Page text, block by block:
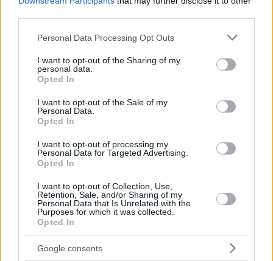
Please note that this website/app uses one or more Google
not limited to your visit or usage behaviour. You may click to
grant or deny consent to Google and its third-party tags to
use your data for below specified purposes in below Google
consent section.
Personal Data Processing Opt Outs
I want to opt-out of the Sharing of my
personal data.
Opted In
I want to opt-out of the Sale of my
Personal Data.
Opted In
I want to opt-out of processing my
Personal Data for Targeted Advertising.
Opted In
I want to opt-out of Collection, Use,
Retention, Sale, and/or Sharing of my
Personal Data that Is Unrelated with the
Purposes for which it was collected.
Opted In
Google consents
Η Ντόρα Μπακογιάννη κέρδισε προσφυγή κατά
Καμμένου στο Ευρωπαϊκό Δικαστήριο Ανθρωπίνων
Ο Πάνος Καμμένος είχε προσβάλει τη μνήμη του
Παύλου Μπακογιάννη τον Ιούλιο του 2018 - Η ασυλία
προσέφυγε στην ευρωπαϊκή δικαιοσύνη
20.12.2022, 12:50